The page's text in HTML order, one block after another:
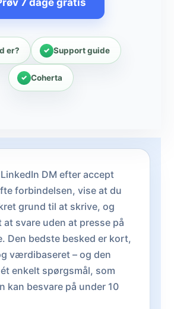
7 dage gratis
er? Support guide
Coherta
DM efter accept
forbindelsen, vise at du
grund til at skrive, og
at svare uden at presse på
Den bedste besked er kort,
værdibaseret – og den
enkelt spørgsmål, som
kan besvare på under 10